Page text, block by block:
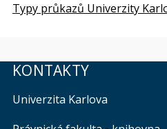
Typy průkazů Univerzity
KONTAKTY
Univerzita Karlova